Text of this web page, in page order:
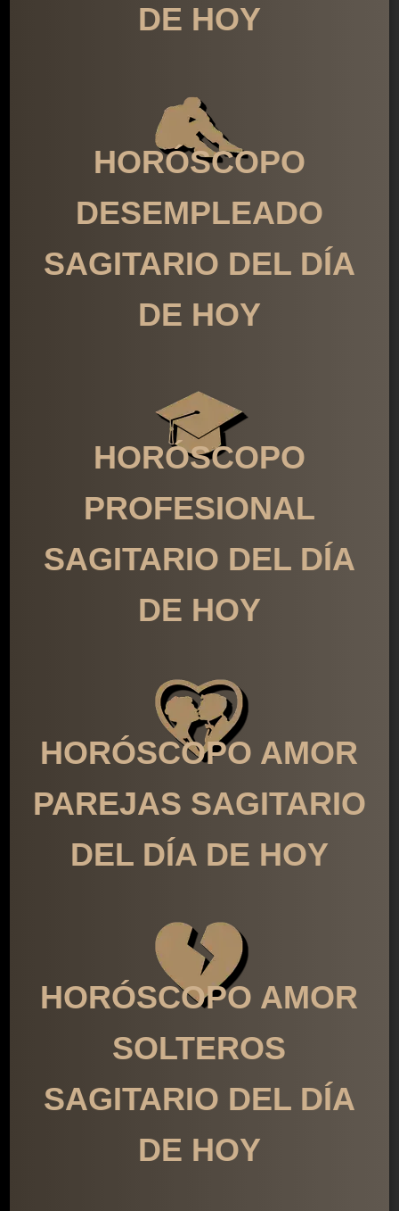
DE HOY
HORÓSCOPO
DESEMPLEADO
SAGITARIO DEL DÍA
DE HOY
HORÓSCOPO
PROFESIONAL
SAGITARIO DEL DÍA
DE HOY
HORÓSCOPO AMOR
PAREJAS SAGITARIO
DEL DÍA DE HOY
HORÓSCOPO AMOR
SOLTEROS
SAGITARIO DEL DÍA
DE HOY